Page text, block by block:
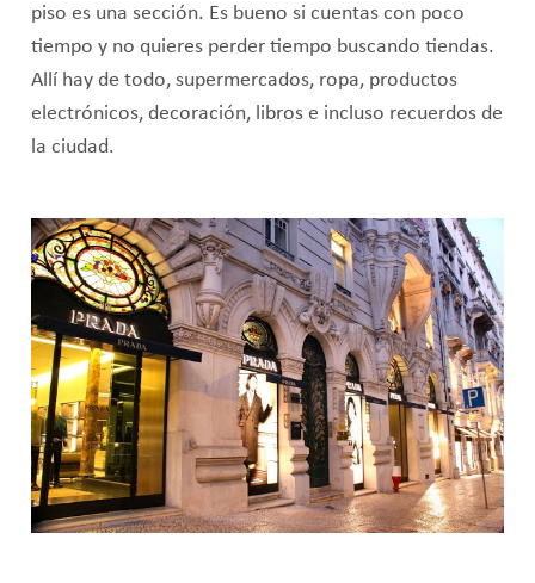
piso es una sección. Es bueno si cuentas con poco
tiempo y no quieres perder tiempo buscando tiendas.
Allí hay de todo, supermercados, ropa, productos
electrónicos, decoración, libros e incluso recuerdos de
la ciudad.